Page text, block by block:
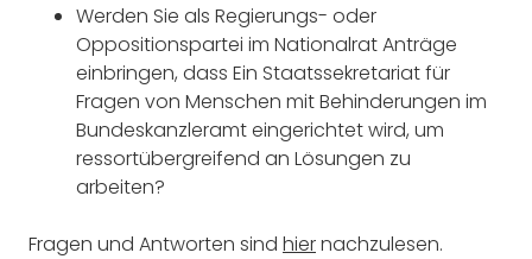
Werden Sie als Regierungs- oder
Oppositionspartei im Nationalrat Anträge
einbringen, dass Ein Staatssekretariat für
Fragen von Menschen mit Behinderungen im
Bundeskanzleramt eingerichtet wird, um
ressortübergreifend an Lösungen zu
arbeiten?
Fragen und Antworten sind hiernachzulesen.